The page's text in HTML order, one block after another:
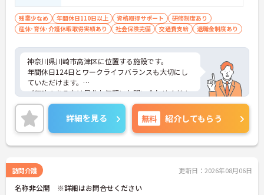
残業少なめ 年間休日110日以上 資格取得サポート
研修制度あり
産休･育休･介護休暇取得実績あり
社会保険完備 交通費支給 退職金制度あり
神奈川県川崎市高津区に位置する施設です。
年間休日124日とワークライフバランスも大切にし
ていただけます。
ご興味のある方は是非お気軽にお問い合わせくださ
い。
詳細を見る 無料 紹介してもらう
訪問介護 更新日：2026年08月06日
名称非公開 ※詳細はお問合せください